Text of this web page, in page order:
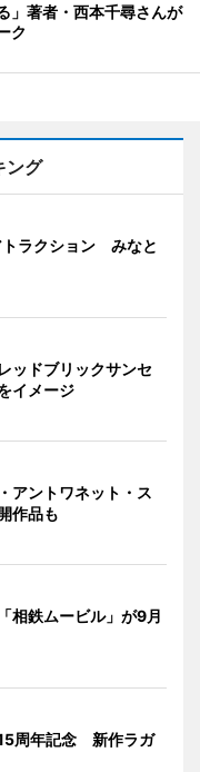
」著者・西本千尋さんが
ク
ング
トラクション みなと
ッドブリックサンセ
イメージ
アントワネット・ス
作品も
相鉄ムービル」が9月
周年記念 新作ラガ